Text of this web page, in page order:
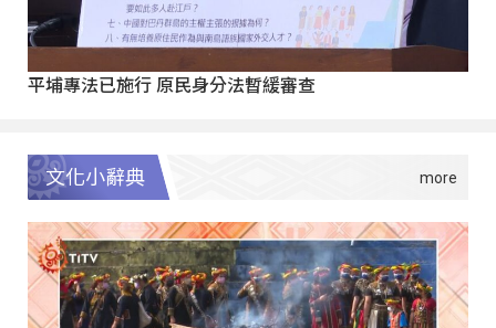
平埔專法已施行 原民身分法暫緩審查
文化小辭典